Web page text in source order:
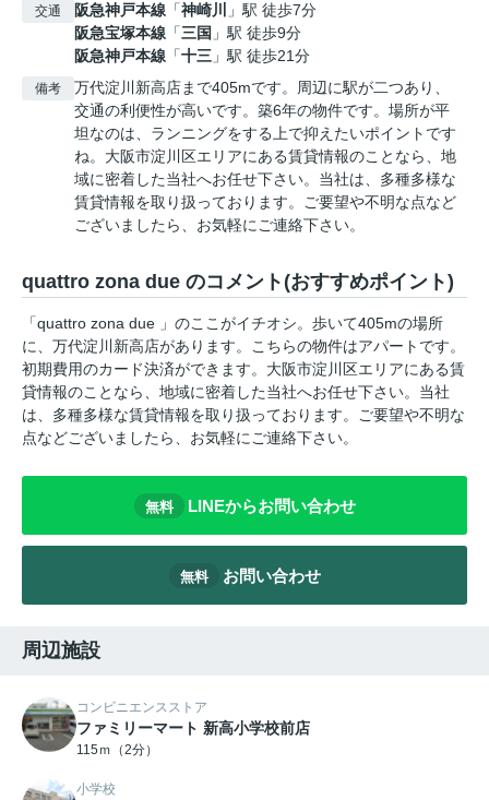
交通 阪急神戸本線 「神崎川
」駅 徒歩7分
阪急宝塚本線 「三国 」駅 徒歩9分
阪急神戸本線 「十三 」駅 徒歩21分
備考
万代淀川新高店まで405mです。周辺に駅が二つあり、
交通の利便性が高いです。築6年の物件です。場所が平
坦なのは、ランニングをする上で抑えたいポイントです
ね。大阪市淀川区エリアにある賃貸情報のことなら、地
域に密着した当社へお任せ下さい。当社は、多種多様な
賃貸情報を取り扱っております。ご要望や不明な点など
ございましたら、お気軽にご連絡下さい。
quattro zona due のコメント(おすすめポイント)
「quattro zona due 」のここがイチオシ。歩いて405mの場所
に、万代淀川新高店があります。こちらの物件はアパートです。
初期費用のカード決済ができます。大阪市淀川区エリアにある賃
貸情報のことなら、地域に密着した当社へお任せ下さい。当社
は、多種多様な賃貸情報を取り扱っております。ご要望や不明な
点などございましたら、お気軽にご連絡下さい。
無料 LINEからお問い合わせ
無料 お問い合わせ
周辺施設
コンビニエンスストア
ファミリーマート 新高小学校前店
115ｍ（2分）
小学校